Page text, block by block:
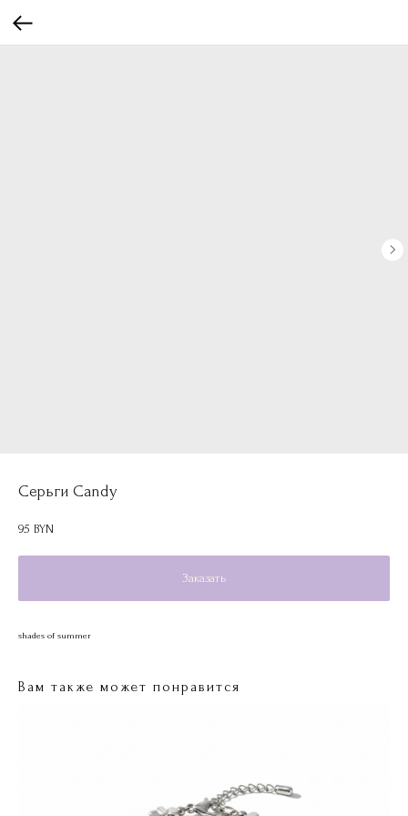
Серьги Candy
95 BYN
Заказать
shades of summer
Вам также может понравится